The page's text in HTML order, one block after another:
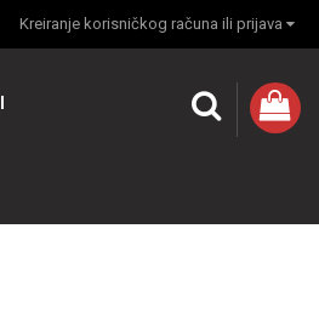
Kreiranje korisničkog računa ili prijava